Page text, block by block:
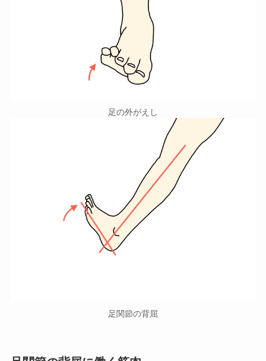
足の外がえし
足関節の背屈